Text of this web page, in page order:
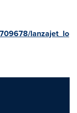
lanzajet_lo